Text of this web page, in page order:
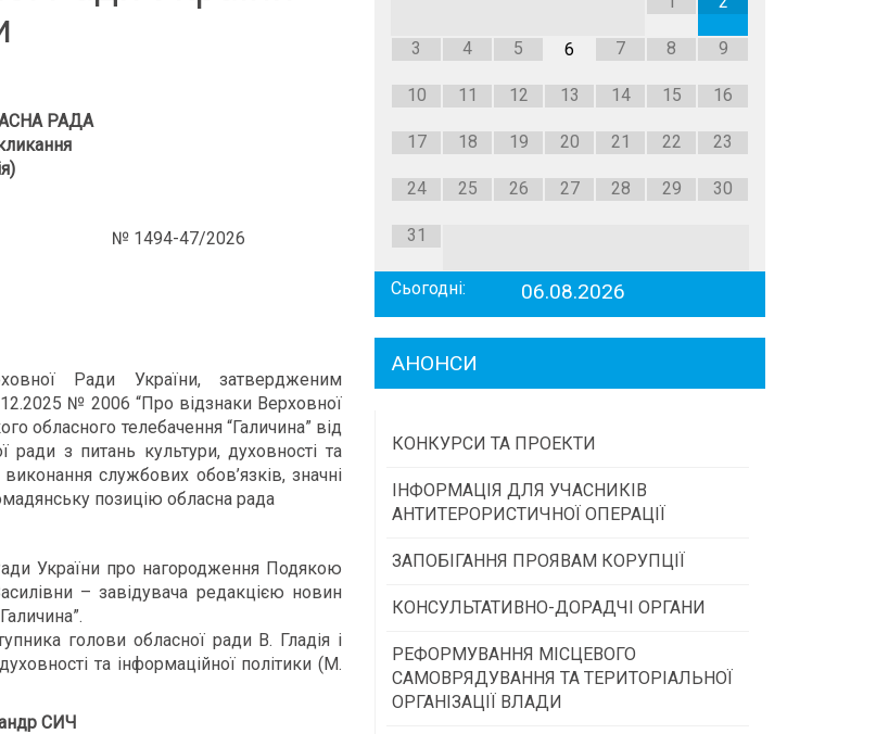
РАДА
№ 1494-47/2026
Ради України, затвердженим
№ 2006 “Про відзнаки Верховної
обласного телебачення “Галичина” від
ради з питань культури, духовності та
службових обов’язків, значні
позицію обласна рада
України про нагородження Подякою
– завідувача редакцією новин
голови обласної ради В. Гладія і
та інформаційної політики (М.
СИЧ
3 4 5 6 7 8 9
10 11 12 13 14 15 16
17 18 19 20 21 22 23
24 25 26 27 28 29 30
31
Сьогодні: 06.08.2026
АНОНСИ
КОНКУРСИ ТА ПРОЕКТИ
Конкурс проектів та програм місцевого
самоврядування
суспільства
Програми/конкурси МТД
ІНФОРМАЦІЯ ДЛЯ УЧАСНИКІВ
АНТИТЕРОРИСТИЧНОЇ ОПЕРАЦІЇ
ЗАПОБІГАННЯ ПРОЯВАМ КОРУПЦІЇ
КОНСУЛЬТАТИВНО-ДОРАДЧІ ОРГАНИ
Консультативна рада
РЕФОРМУВАННЯ МІСЦЕВОГО
САМОВРЯДУВАННЯ ТА ТЕРИТОРІАЛЬНОЇ
ОРГАНІЗАЦІЇ ВЛАДИ